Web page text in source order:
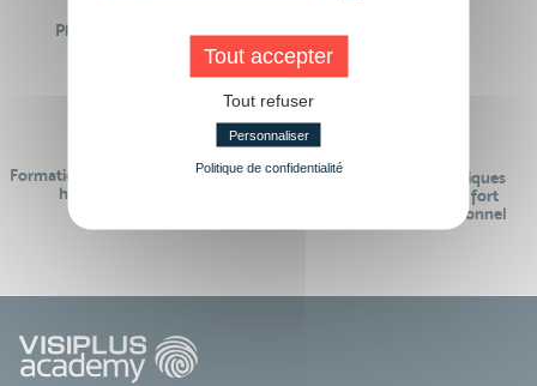
Plus de 50 formations
Des intervenants
Formations réalisables pendant ou
hors temps de travail
Des contenus pédagogiques
« de pointe » et en lien fort
avec le monde professionnel
Tout accepter
Tout refuser
Personnaliser
Politique de confidentialité